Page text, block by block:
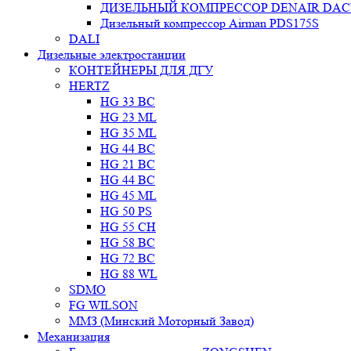
ДИЗЕЛЬНЫЙ КОМПРЕССОР DENAIR
Дизельный компрессор Airman PDS175S
DALI
Дизельные электростанции
КОНТЕЙНЕРЫ ДЛЯ ДГУ
HERTZ
HG 33 BC
HG 23 ML
HG 35 ML
HG 44 BC
HG 21 BC
HG 44 BC
HG 45 ML
HG 50 PS
HG 55 CH
HG 58 BC
HG 72 BC
HG 88 WL
SDMO
FG WILSON
ММЗ (Минский Моторный Завод)
Механизация